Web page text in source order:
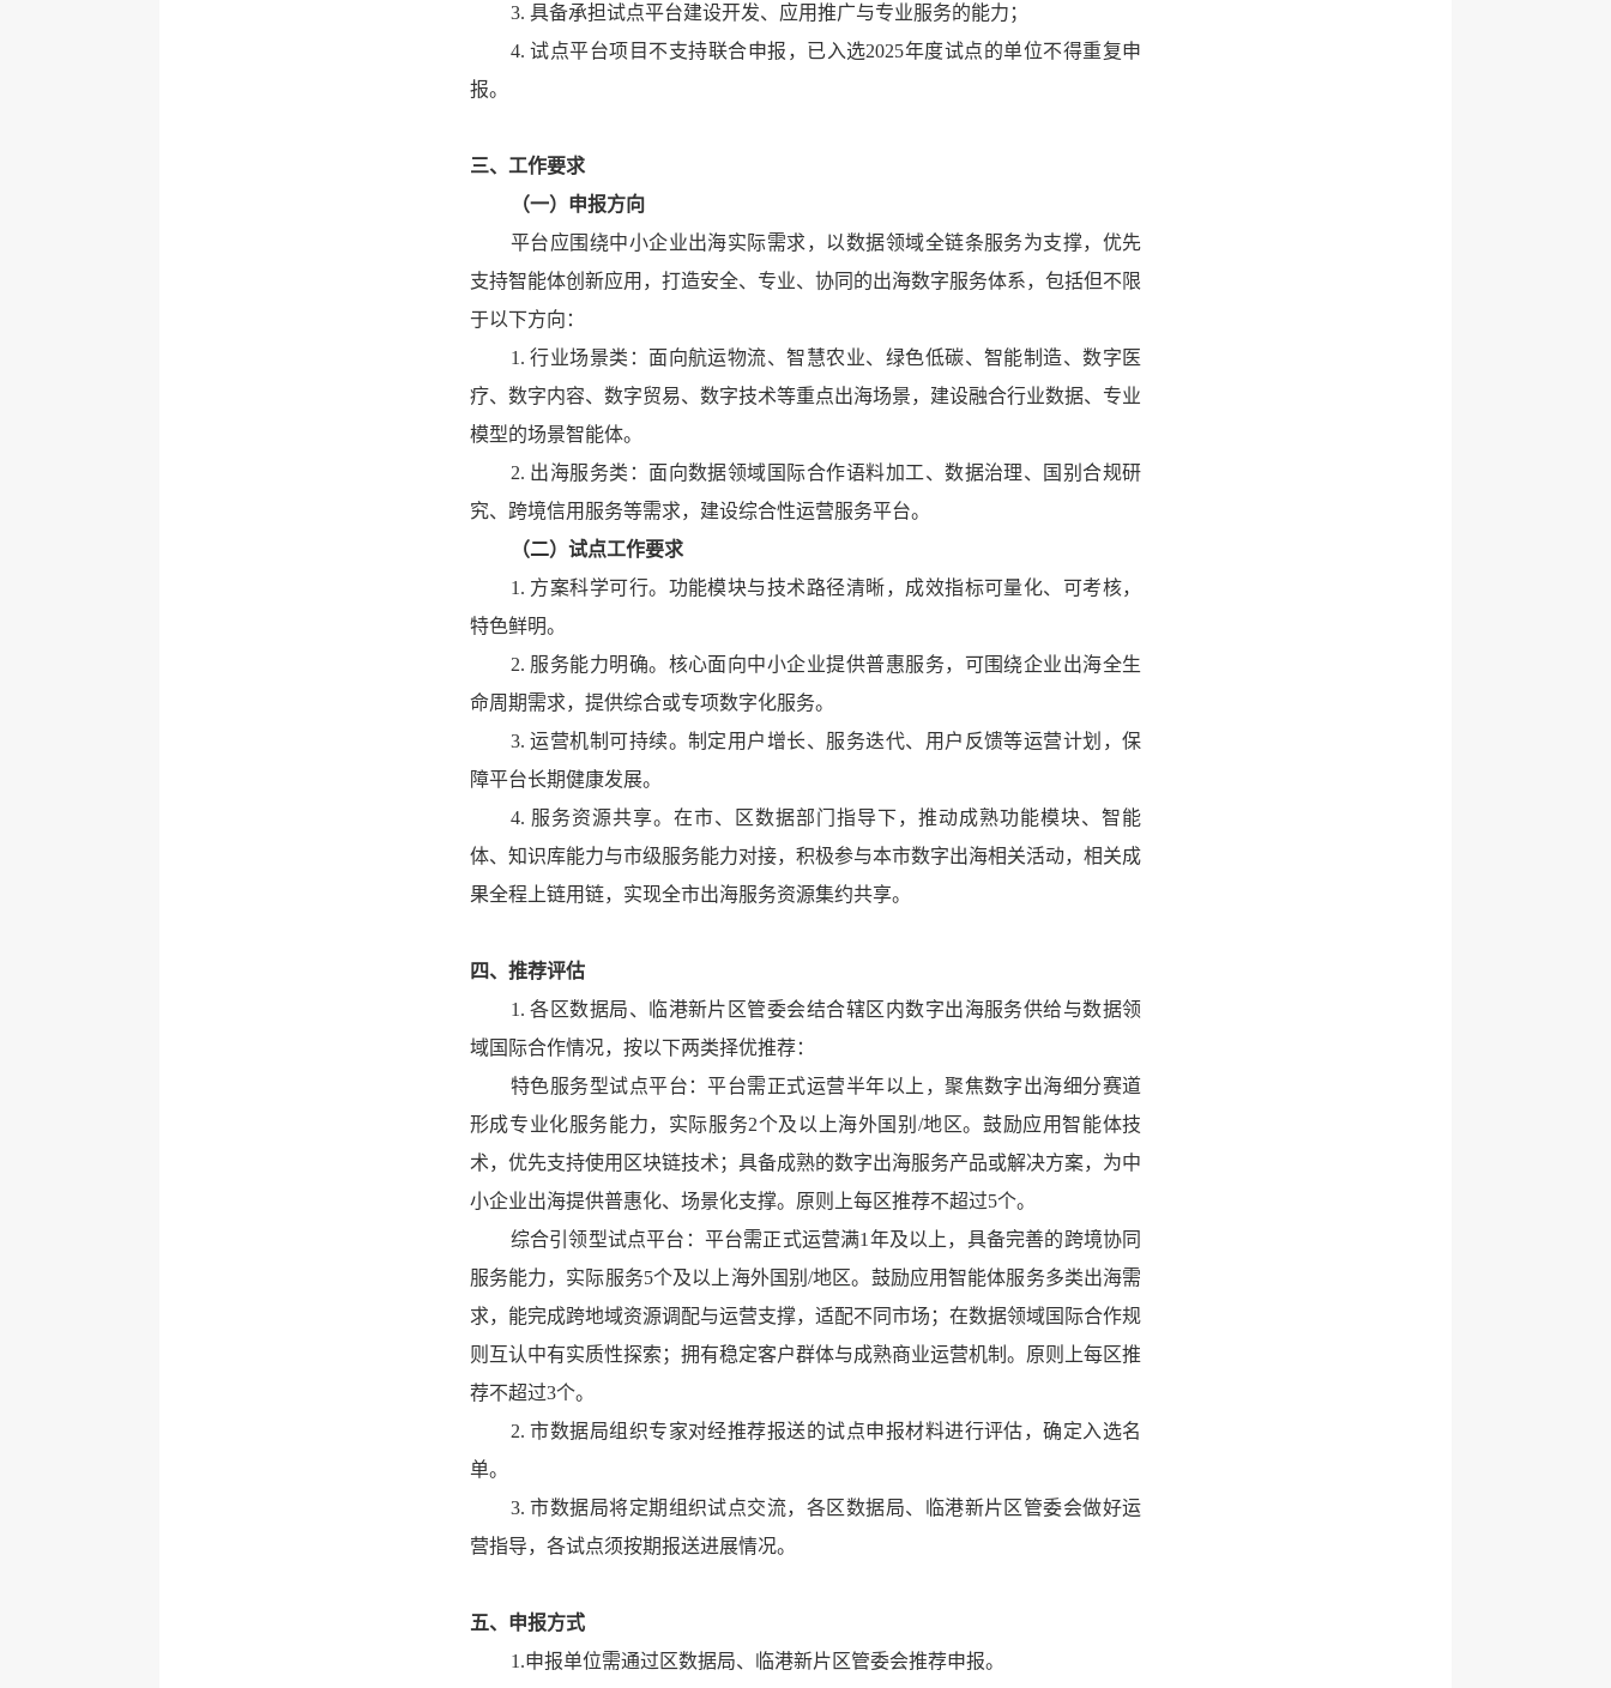
3. 具备承担试点平台建设开发、应用推广与专业服务的能力；
4. 试点平台项目不支持联合申报，已入选2025年度试点的单位不得重复申
报。
三、工作要求
（一）申报方向
平台应围绕中小企业出海实际需求，以数据领域全链条服务为支撑，优先
支持智能体创新应用，打造安全、专业、协同的出海数字服务体系，包括但不限
于以下方向：
1. 行业场景类：面向航运物流、智慧农业、绿色低碳、智能制造、数字医
疗、数字内容、数字贸易、数字技术等重点出海场景，建设融合行业数据、专业
模型的场景智能体。
2. 出海服务类：面向数据领域国际合作语料加工、数据治理、国别合规研
究、跨境信用服务等需求，建设综合性运营服务平台。
（二）试点工作要求
1. 方案科学可行。功能模块与技术路径清晰，成效指标可量化、可考核，
特色鲜明。
2. 服务能力明确。核心面向中小企业提供普惠服务，可围绕企业出海全生
命周期需求，提供综合或专项数字化服务。
3. 运营机制可持续。制定用户增长、服务迭代、用户反馈等运营计划，保
障平台长期健康发展。
4. 服务资源共享。在市、区数据部门指导下，推动成熟功能模块、智能
体、知识库能力与市级服务能力对接，积极参与本市数字出海相关活动，相关成
果全程上链用链，实现全市出海服务资源集约共享。
四、推荐评估
1. 各区数据局、临港新片区管委会结合辖区内数字出海服务供给与数据领
域国际合作情况，按以下两类择优推荐：
特色服务型试点平台：平台需正式运营半年以上，聚焦数字出海细分赛道
形成专业化服务能力，实际服务2个及以上海外国别/地区。鼓励应用智能体技
术，优先支持使用区块链技术；具备成熟的数字出海服务产品或解决方案，为中
小企业出海提供普惠化、场景化支撑。原则上每区推荐不超过5个。
综合引领型试点平台：平台需正式运营满1年及以上，具备完善的跨境协同
服务能力，实际服务5个及以上海外国别/地区。鼓励应用智能体服务多类出海需
求，能完成跨地域资源调配与运营支撑，适配不同市场；在数据领域国际合作规
则互认中有实质性探索；拥有稳定客户群体与成熟商业运营机制。原则上每区推
荐不超过3个。
2. 市数据局组织专家对经推荐报送的试点申报材料进行评估，确定入选名
单。
3. 市数据局将定期组织试点交流，各区数据局、临港新片区管委会做好运
营指导，各试点须按期报送进展情况。
五、申报方式
1.申报单位需通过区数据局、临港新片区管委会推荐申报。